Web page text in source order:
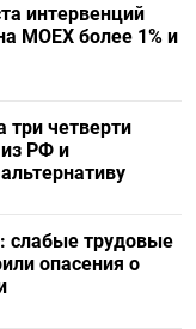
интервенций
МОЕХ более 1% и
три четверти
РФ и
слабые трудовые
опасения о